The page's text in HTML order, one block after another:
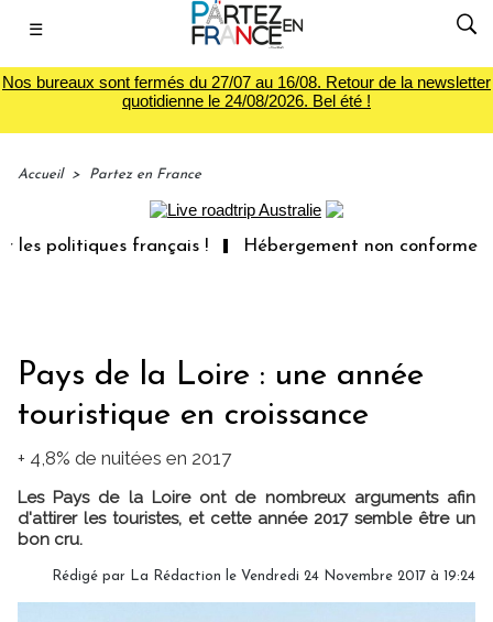
☰
Nos bureaux sont fermés du 27/07 au 16/08. Retour de la newsletter
quotidienne le 24/08/2026. Bel été !
Accueil > Partez en France
français ! Hébergement non conforme : les
Pays de la Loire : une année
touristique en croissance
+ 4,8% de nuitées en 2017
Les Pays de la Loire ont de nombreux arguments afin
d'attirer les touristes, et cette année 2017 semble être un
bon cru.
Rédigé par La Rédaction le Vendredi 24 Novembre 2017 à 19:24